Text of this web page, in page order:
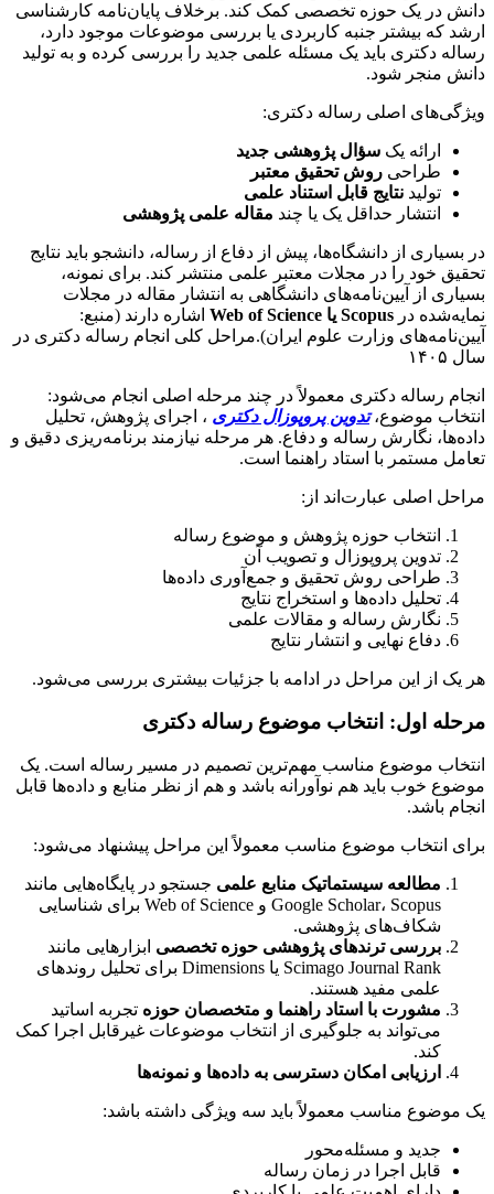
دانش در یک حوزه تخصصی کمک کند. برخلاف پایان‌نامه کارشناسی
ارشد که بیشتر جنبه کاربردی یا بررسی موضوعات موجود دارد،
رساله دکتری باید یک مسئله علمی جدید را بررسی کرده و به تولید
دانش منجر شود.
ویژگی‌های اصلی رساله دکتری:
ارائه یک سؤال پژوهشی جدید
طراحی روش تحقیق معتبر
تولید نتایج قابل استناد علمی
انتشار حداقل یک یا چند مقاله علمی پژوهشی
در بسیاری از دانشگاه‌ها، پیش از دفاع از رساله، دانشجو باید نتایج
تحقیق خود را در مجلات معتبر علمی منتشر کند. برای نمونه،
بسیاری از آیین‌نامه‌های دانشگاهی به انتشار مقاله در مجلات
نمایه‌شده در Scopus یا Web of Science
اشاره دارند (منبع:
آیین‌نامه‌های وزارت علوم ایران).مراحل کلی انجام رساله دکتری در
سال ۱۴۰۵
انجام رساله دکتری معمولاً در چند مرحله اصلی انجام می‌شود:
انتخاب موضوع،تدوین پروپوزال دکتری ، اجرای پژوهش، تحلیل
داده‌ها، نگارش رساله و دفاع. هر مرحله نیازمند برنامه‌ریزی دقیق و
تعامل مستمر با استاد راهنما است.
مراحل اصلی عبارت‌اند از:
انتخاب حوزه پژوهش و موضوع رساله
تدوین پروپوزال و تصویب آن
طراحی روش تحقیق و جمع‌آوری داده‌ها
تحلیل داده‌ها و استخراج نتایج
نگارش رساله و مقالات علمی
دفاع نهایی و انتشار نتایج
هر یک از این مراحل در ادامه با جزئیات بیشتری بررسی می‌شود.
مرحله اول: انتخاب موضوع رساله دکتری
انتخاب موضوع مناسب مهم‌ترین تصمیم در مسیر رساله است. یک
موضوع خوب باید هم نوآورانه باشد و هم از نظر منابع و داده‌ها قابل
انجام باشد.
برای انتخاب موضوع مناسب معمولاً این مراحل پیشنهاد می‌شود:
مطالعه سیستماتیک منابع علمی جستجو در پایگاه‌هایی مانند
Google Scholar، Scopus و Web of Science برای شناسایی
شکاف‌های پژوهشی.
بررسی ترندهای پژوهشی حوزه تخصصی ابزارهایی مانند
Scimago Journal Rank یا Dimensions برای تحلیل روندهای
علمی مفید هستند.
مشورت با استاد راهنما و متخصصان حوزه تجربه اساتید
می‌تواند به جلوگیری از انتخاب موضوعات غیرقابل اجرا کمک
کند.
ارزیابی امکان دسترسی به داده‌ها و نمونه‌ها
یک موضوع مناسب معمولاً باید سه ویژگی داشته باشد:
جدید و مسئله‌محور
قابل اجرا در زمان رساله